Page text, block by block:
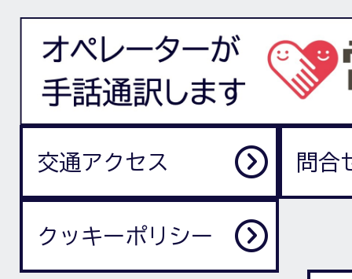
交通アクセス 問合
クッキーポリシー